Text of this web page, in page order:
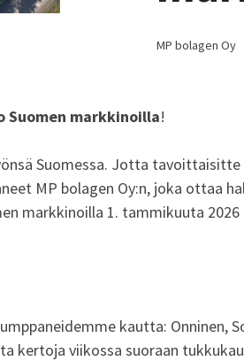
MP bolagen Oy
Suomen markkinoilla!
Suomessa. Jotta
MP bolagen Oy:n, joka ottaa
markkinoilla 1. tammikuuta 2026
kautta: Onninen,
kertoja viikossa suoraan